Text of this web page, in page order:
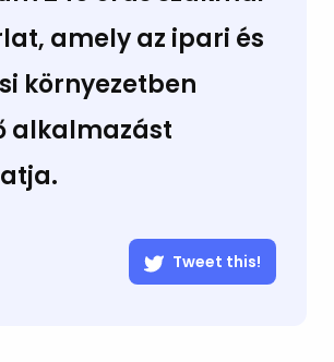
amely az ipari és
környezetben
alkalmazást
Tweet this!